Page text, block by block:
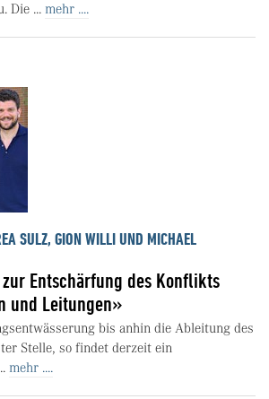
Die ... mehr ....
SULZ, GION WILLI UND MICHAEL
Entschärfung des Konflikts
und Leitungen»
bis anhin die Ableitung des
Stelle, so findet derzeit ein
mehr ....